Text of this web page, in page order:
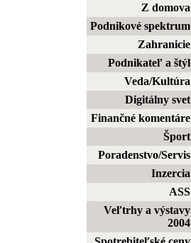
Z domova
Podnikové spektrum
Zahranicie
Podnikateľ a štýl
Veda/Kultúra
Digitálny svet
Finančné komentáre
Šport
Poradenstvo/Servis
Inzercia
ASS
Veľtrhy a výstavy
2004